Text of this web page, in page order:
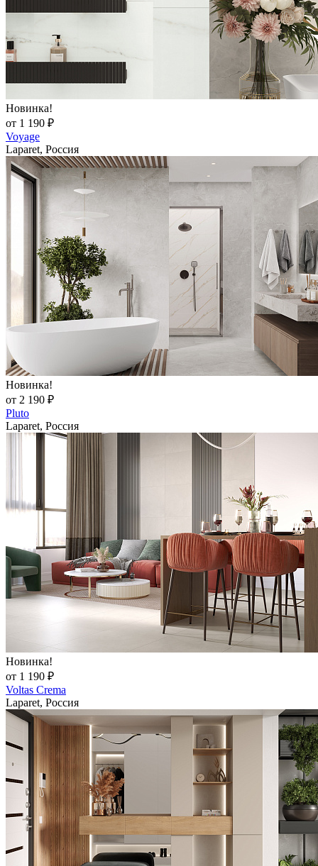
Новинка!
от 1 190 ₽
Voyage
Laparet, Россия
Новинка!
от 2 190 ₽
Pluto
Laparet, Россия
Новинка!
от 1 190 ₽
Voltas Crema
Laparet, Россия